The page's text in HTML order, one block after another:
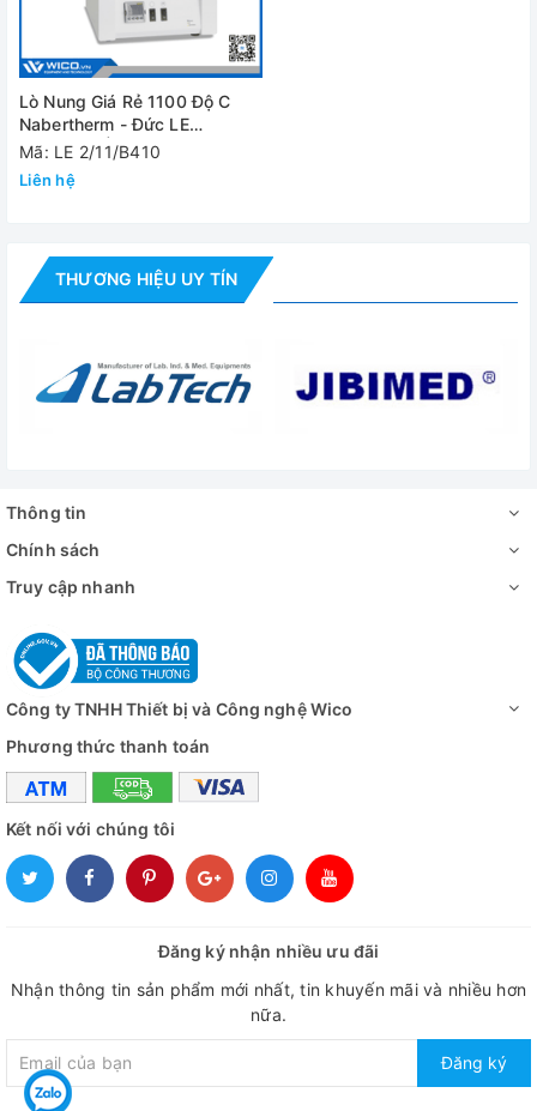
Khối lượng 20 kg
Nguồn điện 220V-50Hz
Đánh giá
Lò Nung Giá Rẻ 1100 Độ C
Nabertherm - Đức LE
2/11/B410 | 2 Lít
Mã: LE 2/11/B410
Liên hệ
THƯƠNG HIỆU UY TÍN
Thông tin
Chính sách
Truy cập nhanh
Công ty TNHH Thiết bị và Công nghệ Wico
Phương thức thanh toán
Kết nối với chúng tôi
Đăng ký nhận nhiều ưu đãi
Nhận thông tin sản phẩm mới nhất, tin khuyến mãi và nhiều hơn
nữa.
Đăng ký